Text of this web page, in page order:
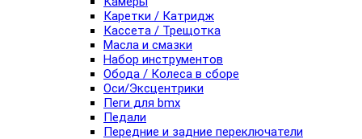
Каретки / Катридж
Кассета / Трещотка
Масла и смазки
Набор инструментов
Обода / Колеса в сборе
Оси/Эксцентрики
Пеги для bmx
Педали
Передние и задние переключатели